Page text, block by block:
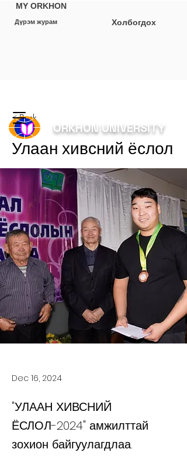
Дүрэм журам
MY ORKHON
Холбогдох
ORKHON UNIVERSITY
< Back
Улаан хивсний ёслол
Dec 16, 2024
"УЛААН ХИВСНИЙ
ЁСЛОЛ-2024" амжилттай
зохион байгуулагдлаа.